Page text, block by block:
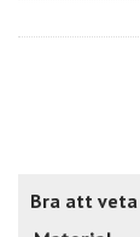
Bra att veta